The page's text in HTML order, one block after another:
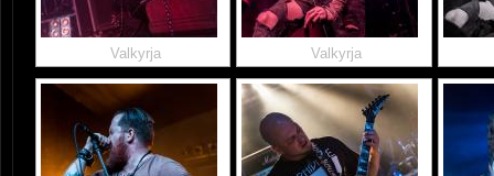
Valkyrja Valkyrja